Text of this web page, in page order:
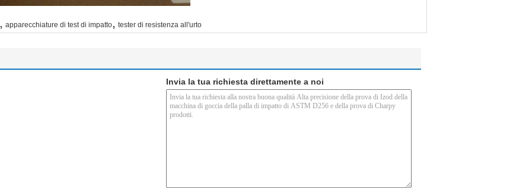
, apparecchiature di test di impatto, tester di resistenza all'urto
Invia la tua richiesta direttamente a noi